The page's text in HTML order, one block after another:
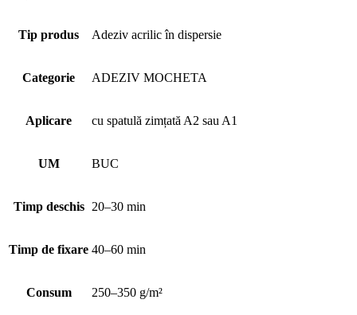
Tip produs Adeziv acrilic în dispersie
Categorie ADEZIV MOCHETA
Aplicare cu spatulă zimțată A2 sau A1
UM BUC
Timp deschis 20–30 min
Timp de fixare 40–60 min
Consum 250–350 g/m²